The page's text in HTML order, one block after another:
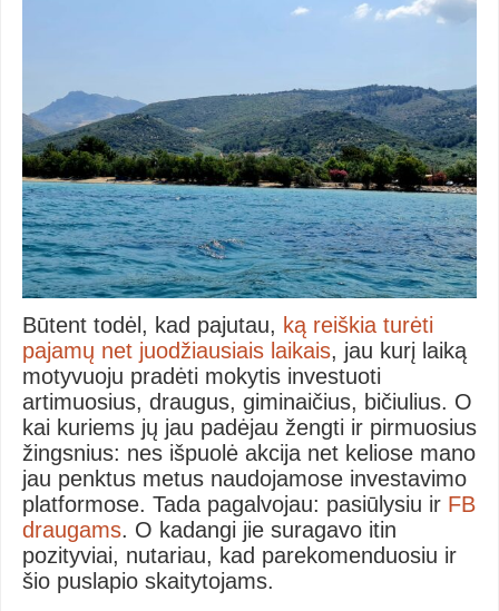
Būtent todėl, kad pajutau, ką reiškia turėti
pajamų net juodžiausiais laikais, jau kurį laiką
motyvuoju pradėti mokytis investuoti
artimuosius, draugus, giminaičius, bičiulius. O
kai kuriems jų jau padėjau žengti ir pirmuosius
žingsnius: nes išpuolė akcija net keliose mano
jau penktus metus naudojamose investavimo
platformose. Tada pagalvojau: pasiūlysiu ir FB
draugams. O kadangi jie suragavo itin
pozityviai, nutariau, kad parekomenduosiu ir
šio puslapio skaitytojams.